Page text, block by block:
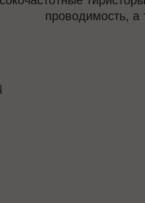
проводимость,